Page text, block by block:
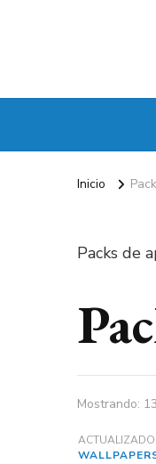
Inicio
Packs de
Mostrando: